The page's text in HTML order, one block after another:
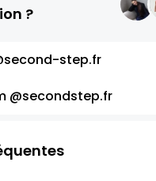
?
step.fr
@secondstep.fr